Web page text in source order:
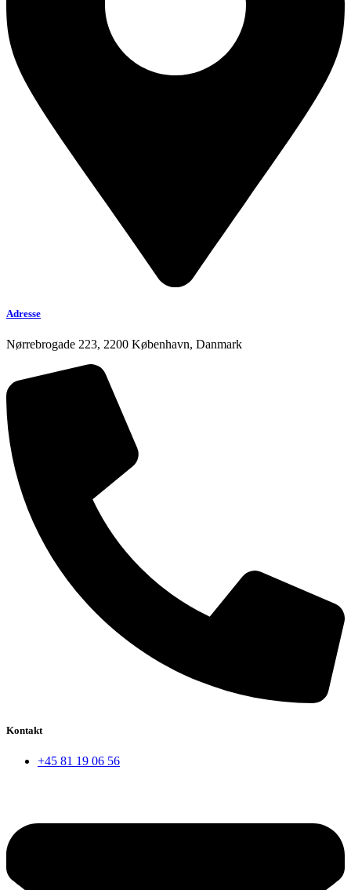
Adresse
Nørrebrogade 223, 2200 København, Danmark
Kontakt
+45 81 19 06 56